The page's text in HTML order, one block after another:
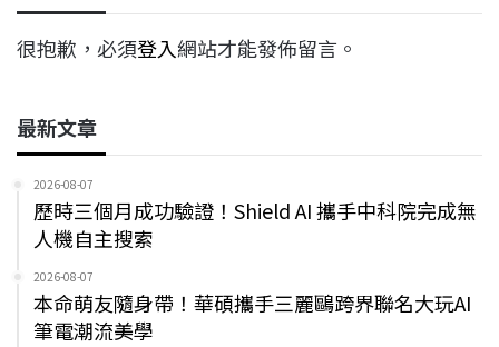
很抱歉，必須登入網站才能發佈留言。
最新文章
2026-08-07
歷時三個月成功驗證！Shield AI 攜手中科院完成無
人機自主搜索
2026-08-07
本命萌友隨身帶！華碩攜手三麗鷗跨界聯名大玩AI
筆電潮流美學